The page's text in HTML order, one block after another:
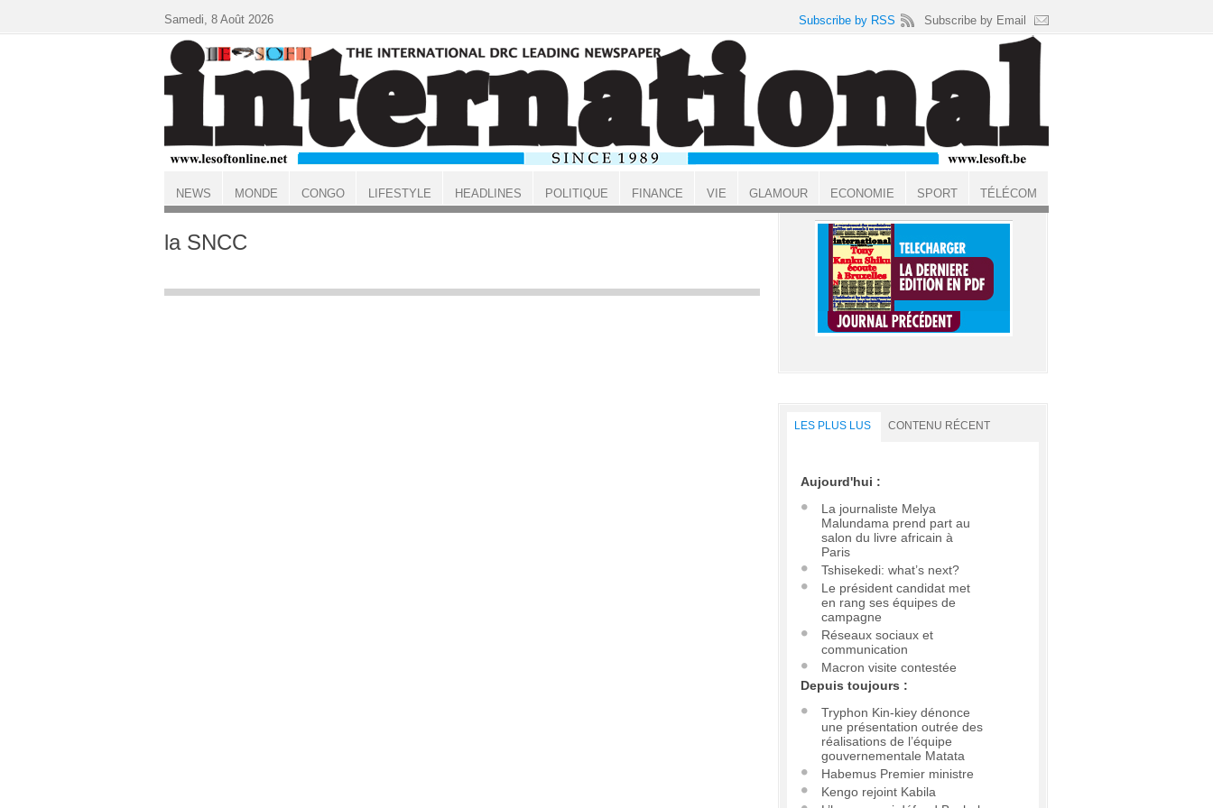
ACCUEIL
la SNCC
LES PLUS LUS CONTENU RÉCENT
Aujourd'hui :
La journaliste Melya
Malundama prend part au
salon du livre africain à
Paris
Tshisekedi: what’s next?
Le président candidat met
en rang ses équipes de
campagne
Réseaux sociaux et
communication
Macron visite contestée
Depuis toujours :
Tryphon Kin-kiey dénonce
une présentation outrée des
réalisations de l’équipe
gouvernementale Matata
Habemus Premier ministre
Kengo rejoint Kabila
Samedi, 8 Août 2026 Subscribe by RSS Subscribe by Email
NEWS MONDE CONGO LIFESTYLE HEADLINES POLITIQUE FINANCE VIE GLAMOUR ECONOMIE SPORT TÉLÉCOM